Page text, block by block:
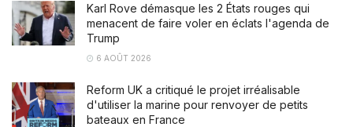
Karl Rove démasque les 2 États rouges qui
menacent de faire voler en éclats l'agenda de
Trump
6 AOÛT 2026
Reform UK a critiqué le projet irréalisable
d'utiliser la marine pour renvoyer de petits
bateaux en France